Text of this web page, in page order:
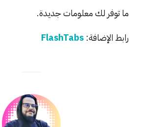
ما توفر لك معلومات جديدة.
رابط الإضافة: FlashTabs